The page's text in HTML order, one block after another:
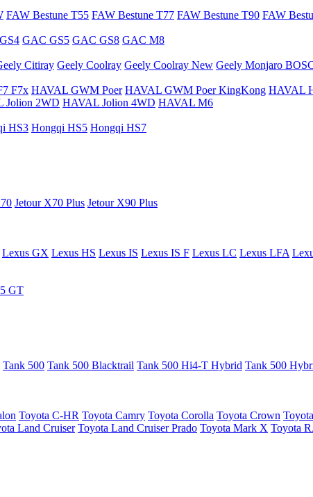
FAW Bestune T55 FAW Bestune T77 FAW Bestune T90 FAW
GAC GS5 GAC GS8 GAC M8
Citiray Geely Coolray Geely Coolray New Geely Monjaro
F7x HAVAL GWM Poer HAVAL GWM Poer KingKong HAVAL
Jolion 2WD HAVAL Jolion 4WD HAVAL M6
HS3 Hongqi HS5 Hongqi HS7
Jetour X70 Plus Jetour X90 Plus
Lexus GX Lexus HS Lexus IS Lexus IS F Lexus LC Lexus LFA
GT
Tank 500 Tank 500 Blacktrail Tank 500 Hi4-T Hybrid Tank 500
Toyota C-HR Toyota Camry Toyota Corolla Toyota Crown
Land Cruiser Toyota Land Cruiser Prado Toyota Mark X Toyota